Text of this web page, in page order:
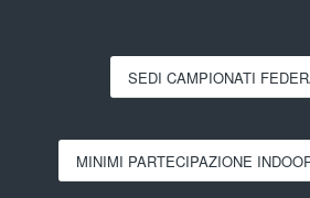
SEDI CAMPIONATI
MINIMI PARTECIPAZIONE